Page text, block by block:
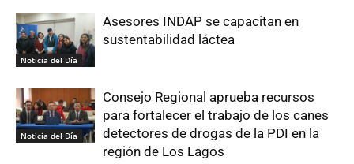
Noticia del Día
Asesores INDAP se capacitan en
sustentabilidad láctea
Noticia del Día
Consejo Regional aprueba recursos
para fortalecer el trabajo de los canes
detectores de drogas de la PDI en la
región de Los Lagos